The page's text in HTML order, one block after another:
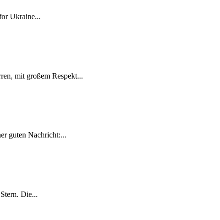
Ukraine...
mit großem Respekt...
guten Nachricht:...
Die...